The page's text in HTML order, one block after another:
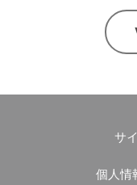
サ
個人情